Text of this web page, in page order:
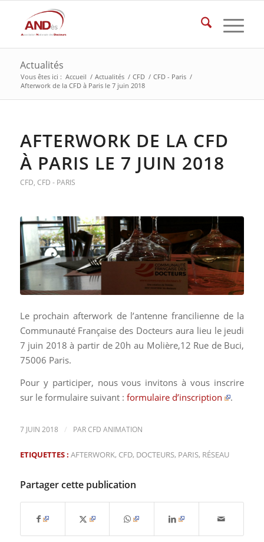
Actualités
Vous êtes ici : Accueil / Actualités / CFD / CFD - Paris /
Afterwork de la CFD à Paris le 7 juin 2018
AFTERWORK DE LA CFD
À PARIS LE 7 JUIN 2018
CFD, CFD - PARIS
Le prochain afterwork de l’antenne francilienne de la
Communauté Française des Docteurs aura lieu le jeudi
7 juin 2018 à partir de 20h au Molière,12 Rue de Buci,
75006 Paris.
Pour y participer, nous vous invitons à vous inscrire
sur le formulaire suivant : formulaire d’inscription .
7 JUIN 2018 / PARCFD ANIMATION
ETIQUETTES : AFTERWORK, CFD, DOCTEURS, PARIS, RÉSEAU
Partager cette publication